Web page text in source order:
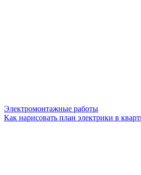
Электромонтажные работы
Как нарисовать план электрики в